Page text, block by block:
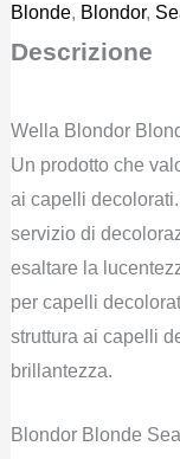
Blonde, Blondor,
Descrizione
Wella Blondor
Un prodotto che
ai capelli
servizio di
esaltare la
per capelli
struttura ai capelli
brillantezza.
Blondor Blonde